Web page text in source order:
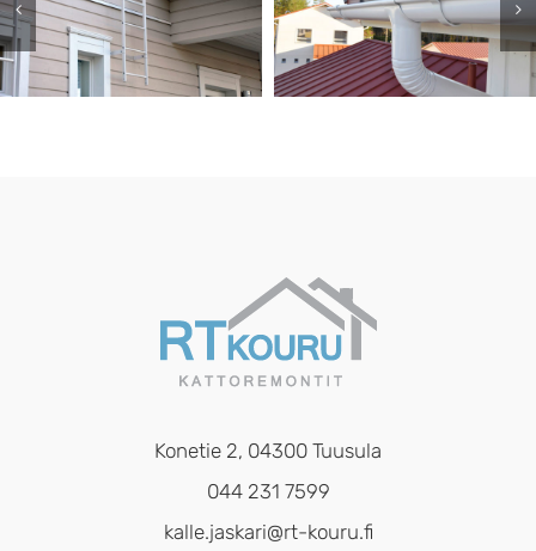
Konetie 2, 04300 Tuusula
044 231 7599
kalle.jaskari@rt-kouru.fi